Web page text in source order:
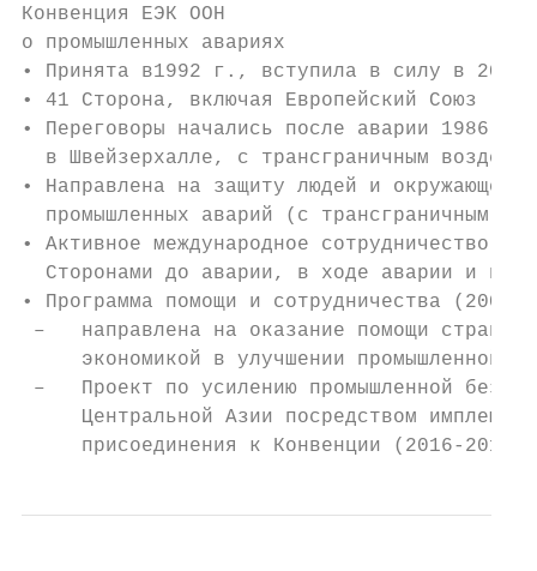
Конвенция ЕЭК ООН
о промышленных авариях
• Принята в1992 г., вступила в силу в
• 41 Сторона, включая Европейский Союз
• Переговоры начались после аварии 1986 г.
в Швейзерхалле, с трансграничным
• Направлена на защиту людей и окружающей
промышленных аварий (с трансграничным
• Активное международное сотрудничество
Сторонами до аварии, в ходе аварии и
• Программа помощи и сотрудничества (2004)
–   направлена на оказание помощи странам
экономикой в улучшении промышленной
–   Проект по усилению промышленной
Центральной Азии посредством
     присоединения к Конвенции (2016-2019)